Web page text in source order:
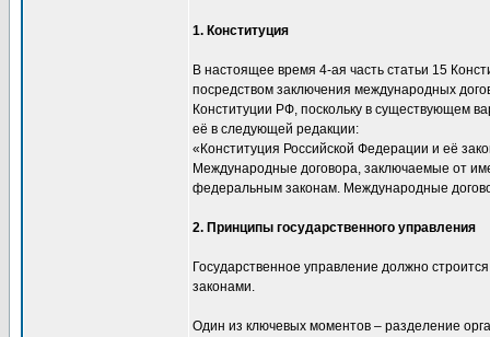
1. Конституция
В настоящее время 4-ая часть статьи 15
посредством заключения международных
Конституции РФ, поскольку в существующем
её в следующей редакции:
«Конституция Российской Федерации и её
Международные договора, заключаемые от
федеральным законам. Международные
2. Принципы государственного управления
Государственное управление должно
законами.
Один из ключевых моментов – разделение